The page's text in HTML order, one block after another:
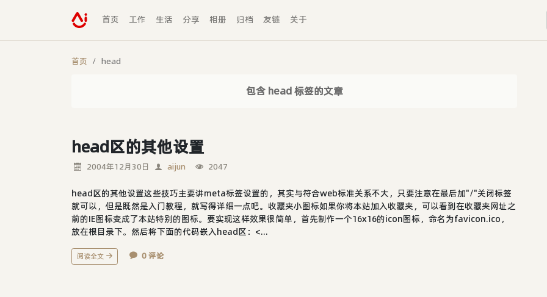
首页 工作 生活 分享 相册 归档 友链 关于
首页 head
包含 head 标签的文章
head区的其他设置
2004年12月30日 aijun 2047
head区的其他设置这些技巧主要讲meta标签设置的，其实与符合web标准关系不大，只要注意在最后加"/"关闭标签
就可以，但是既然是入门教程，就写得详细一点吧。收藏夹小图标如果你将本站加入收藏夹，可以看到在收藏夹网址之
前的IE图标变成了本站特别的图标。要实现这样效果很简单，首先制作一个16x16的icon图标，命名为favicon.ico，
放在根目录下。然后将下面的代码嵌入head区：<...
阅读全文 0 评论